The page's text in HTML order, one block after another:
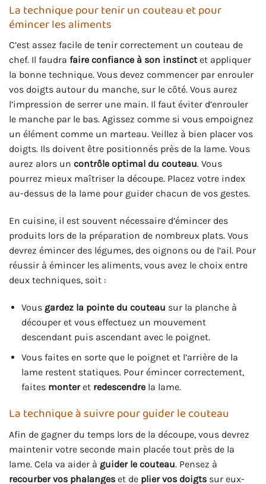
La technique pour tenir un couteau et pour
émincer les aliments
C’est assez facile de tenir correctement un couteau de
chef. Il faudra faire confiance à son instinctet appliquer
la bonne technique. Vous devez commencer par enrouler
vos doigts autour du manche, sur le côté. Vous aurez
l’impression de serrer une main. Il faut éviter d’enrouler
le manche par le bas. Agissez comme si vous empoignez
un élément comme un marteau. Veillez à bien placer vos
doigts. Ils doivent être positionnés près de la lame. Vous
aurez alors un contrôle optimal du couteau. Vous
pourrez mieux maîtriser la découpe. Placez votre index
au-dessus de la lame pour guider chacun de vos gestes.
En cuisine, il est souvent nécessaire d’émincer des
produits lors de la préparation de nombreux plats. Vous
devrez émincer des légumes, des oignons ou de l’ail. Pour
réussir à émincer les aliments, vous avez le choix entre
deux techniques, soit :
Vous gardez la pointe du couteau sur la planche à
découper et vous effectuez un mouvement
descendant puis ascendant avec le poignet.
Vous faites en sorte que le poignet et l’arrière de la
lame restent statiques. Pour émincer correctement,
faites monteret redescendrela lame.
La technique à suivre pour guider le couteau
Afin de gagner du temps lors de la découpe, vous devrez
maintenir votre seconde main placée tout près de la
lame. Cela va aider à guider le couteau. Pensez à
recourber vos phalanges et de plier vos doigts sur eux-